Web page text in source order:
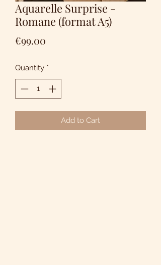
Aquarelle Surprise -
Romane (format A5)
€99.00
Quantity *
Add to Cart